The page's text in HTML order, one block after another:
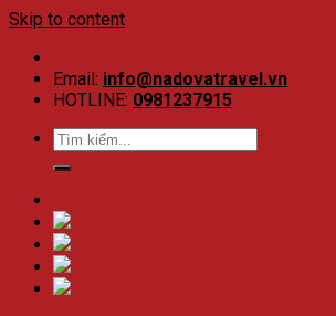
Skip to content
Email: info@nadovatravel.vn
HOTLINE: 0981237915